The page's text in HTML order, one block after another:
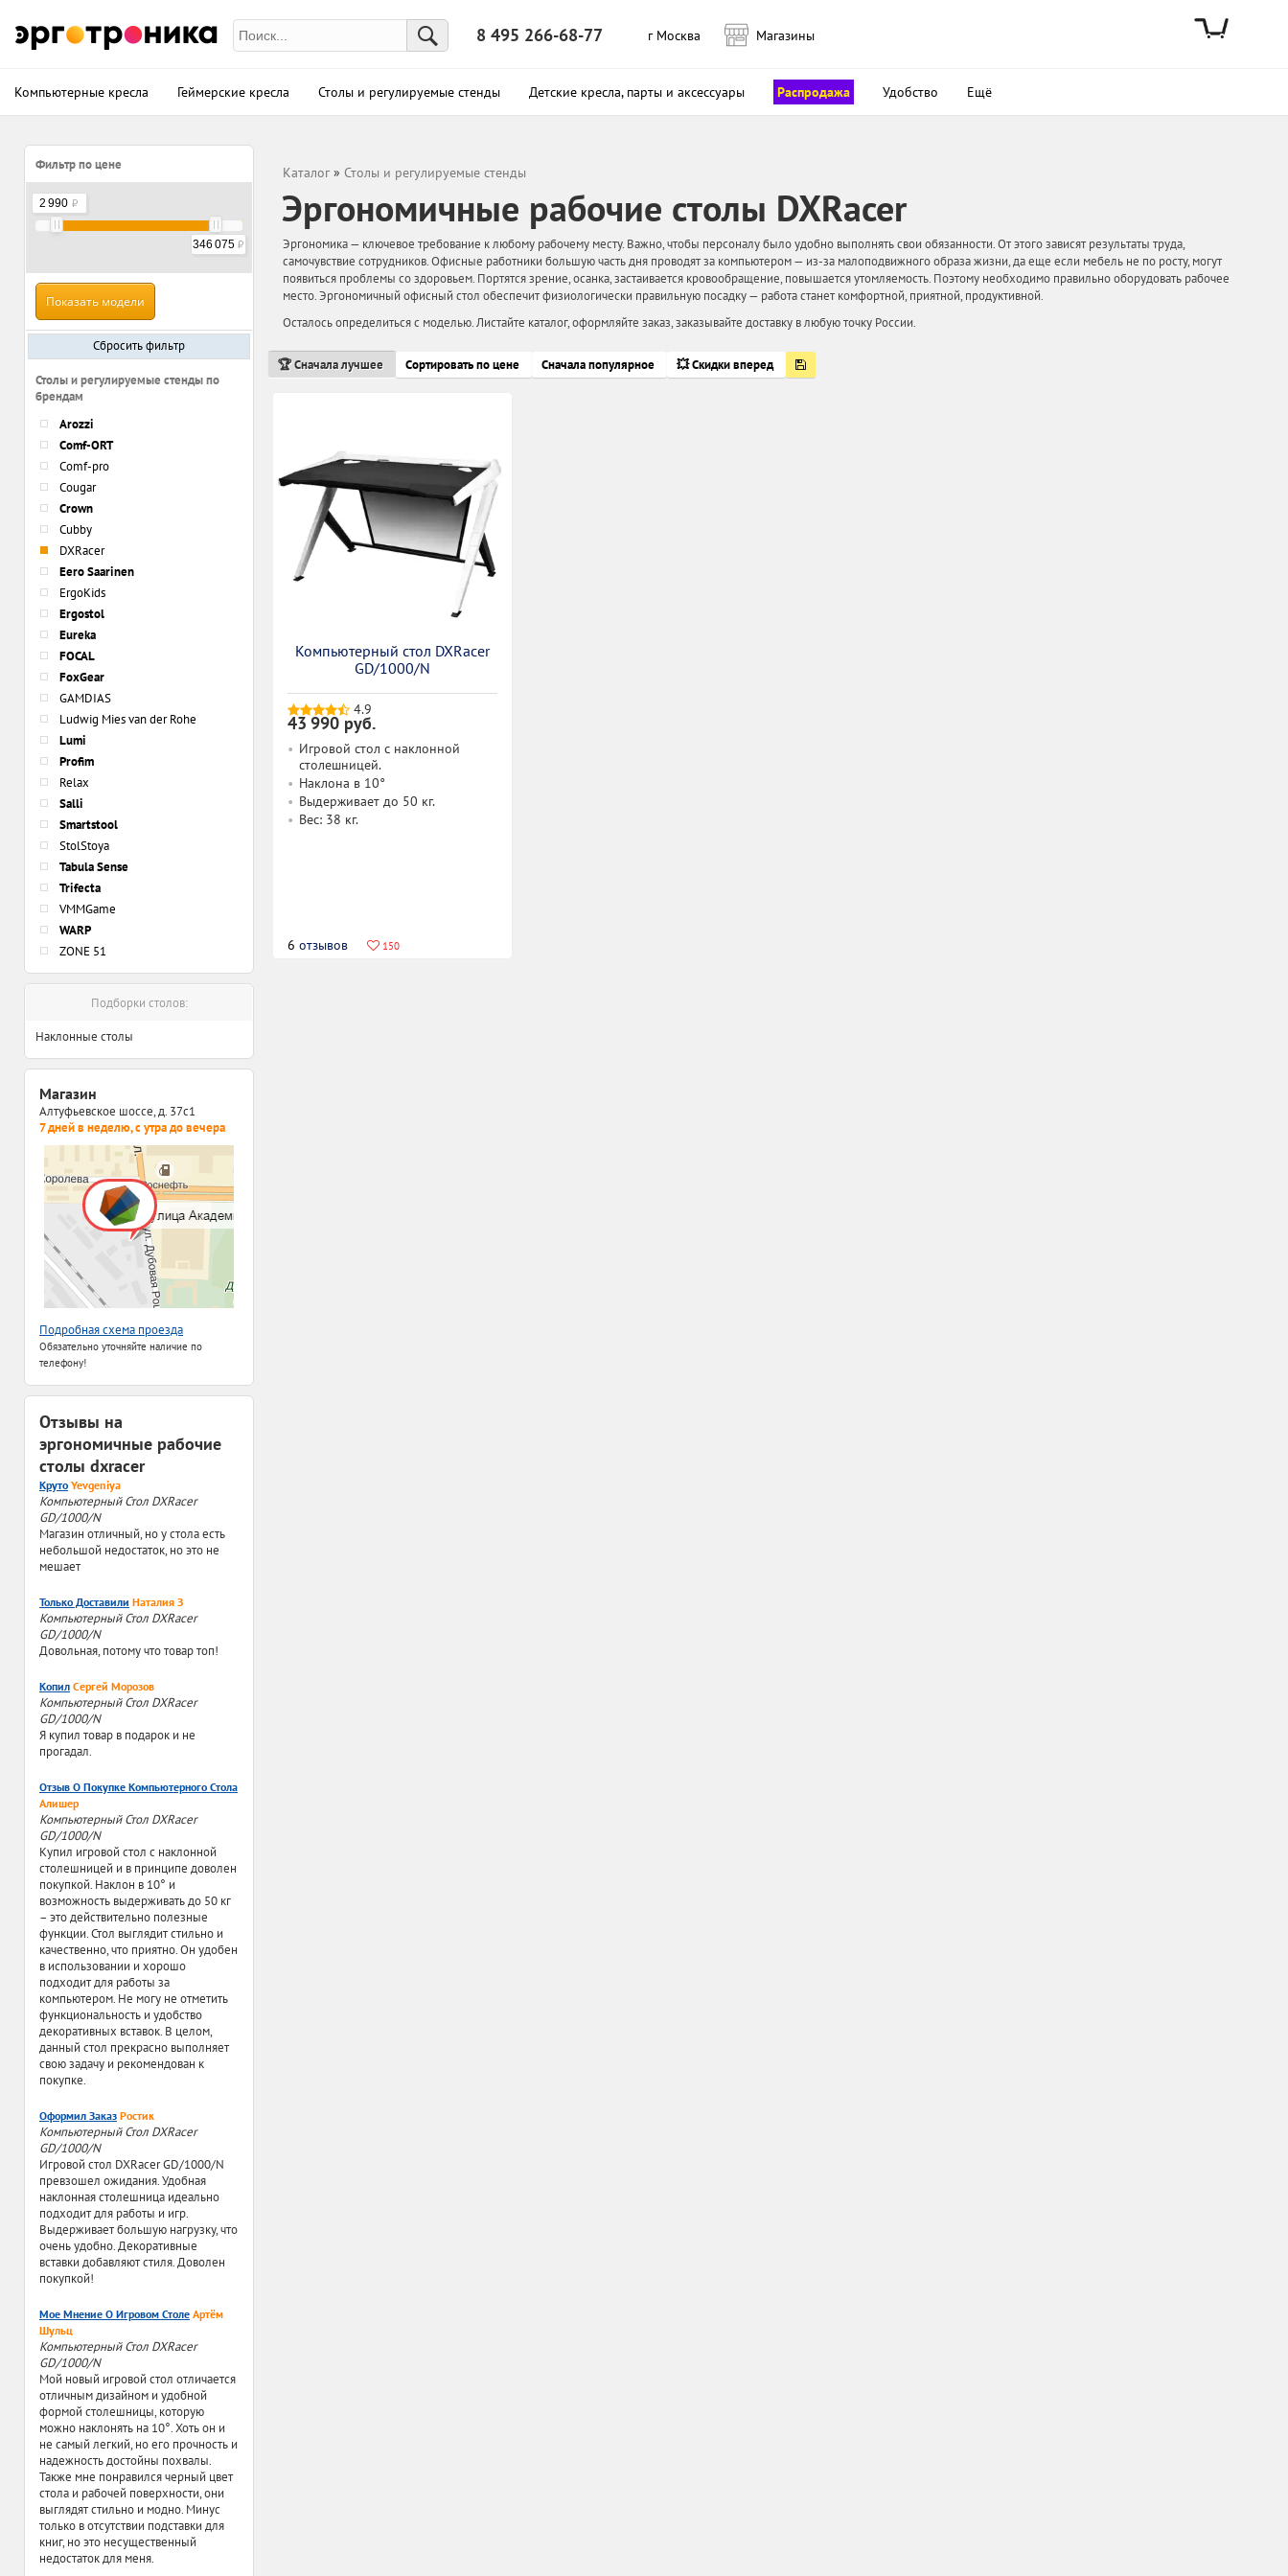
8 495 266-68-77 г Москва Магазины
Компьютерные кресла Геймерские кресла Столы и регулируемые стенды Детские кресла, парты и аксессуары Распродажа Удобство Ещё
Фильтр по цене
2 990
346 075
Сбросить фильтр
Столы и регулируемые стенды по
брендам
Arozzi
Comf-ORT
Comf-pro
Cougar
Crown
Cubby
DXRacer
Eero Saarinen
ErgoKids
Ergostol
Eureka
FOCAL
FoxGear
GAMDIAS
Ludwig Mies van der Rohe
Lumi
Profim
Relax
Salli
Smartstool
StolStoya
Tabula Sense
Trifecta
VMMGame
WARP
ZONE 51
Подборки столов:
Наклонные столы
Магазин
Алтуфьевское шоссе, д. 37с1
7 дней в неделю, с утра до вечера
Подробная схема проезда
Обязательно уточняйте наличие по
телефону!
Отзывы на
эргономичные рабочие
столы dxracer
Круто Yevgeniya
Компьютерный Стол DXRacer
GD/1000/N
Магазин отличный, но у стола есть
небольшой недостаток, но это не
мешает
Только Доставили Наталия З
Компьютерный Стол DXRacer
GD/1000/N
Довольная, потому что товар топ!
Копил Сергей Морозов
Компьютерный Стол DXRacer
GD/1000/N
Я купил товар в подарок и не
прогадал.
Отзыв О Покупке Компьютерного Стола
Алишер
Компьютерный Стол DXRacer
GD/1000/N
Купил игровой стол с наклонной
столешницей и в принципе доволен
покупкой. Наклон в 10° и
возможность выдерживать до 50 кг
– это действительно полезные
функции. Стол выглядит стильно и
качественно, что приятно. Он удобен
в использовании и хорошо
подходит для работы за
компьютером. Не могу не отметить
функциональность и удобство
декоративных вставок. В целом,
данный стол прекрасно выполняет
свою задачу и рекомендован к
покупке.
Оформил Заказ Ростик
Компьютерный Стол DXRacer
GD/1000/N
Игровой стол DXRacer GD/1000/N
превзошел ожидания. Удобная
наклонная столешница идеально
подходит для работы и игр.
Выдерживает большую нагрузку, что
очень удобно. Декоративные
вставки добавляют стиля. Доволен
покупкой!
Мое Мнение О Игровом Столе Артём
Шульц
Компьютерный Стол DXRacer
GD/1000/N
Мой новый игровой стол отличается
отличным дизайном и удобной
формой столешницы, которую
можно наклонять на 10°. Хоть он и
не самый легкий, но его прочность и
надежность достойны похвалы.
Также мне понравился черный цвет
стола и рабочей поверхности, они
выглядят стильно и модно. Минус
только в отсутствии подставки для
книг, но это несущественный
недостаток для меня.
Каталог » Столы и регулируемые стенды
Эргономичные рабочие столы DXRacer
Эргономика — ключевое требование к любому рабочему месту. Важно, чтобы персоналу было удобно выполнять свои обязанности. От этого зависят результаты труда,
самочувствие сотрудников. Офисные работники большую часть дня проводят за компьютером — из-за малоподвижного образа жизни, да еще если мебель не по росту, могут
появиться проблемы со здоровьем. Портятся зрение, осанка, застаивается кровообращение, повышается утомляемость. Поэтому необходимо правильно оборудовать рабочее
место. Эргономичный офисный стол обеспечит физиологически правильную посадку — работа станет комфортной, приятной, продуктивной.
Осталось определиться с моделью. Листайте каталог, оформляйте заказ, заказывайте доставку в любую точку России.
🏆 Сначала лучшее Сортировать по цене Сначала популярное 💥 Скидки вперед
Компьютерный стол DXRacer
GD/1000/N
4.9
43 990 руб.
Игровой стол с наклонной
столешницей.
Наклона в 10°
Выдерживает до 50 кг.
Вес: 38 кг.
6 отзывов 150